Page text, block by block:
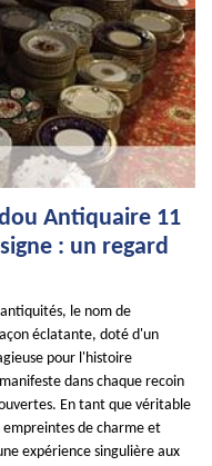
Antiquaire 11
: un regard
le nom de
éclatante, doté d'un
pour l'histoire
dans chaque recoin
En tant que véritable
de charme et
expérience singulière aux